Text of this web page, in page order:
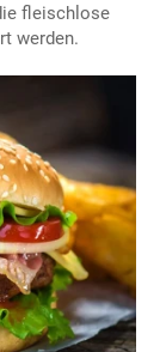
fleischlose
werden.